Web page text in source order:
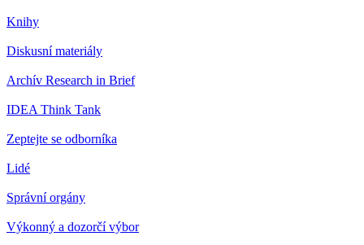
Knihy
Diskusní materiály
Archív Research in Brief
IDEA Think Tank
Zeptejte se odborníka
Lidé
Správní orgány
Výkonný a dozorčí výbor